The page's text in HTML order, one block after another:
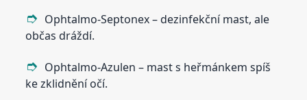
Ophtalmo-Septonex – dezinfekční mast, ale
občas dráždí.
Ophtalmo-Azulen – mast s heřmánkem spíš
ke zklidnění očí.